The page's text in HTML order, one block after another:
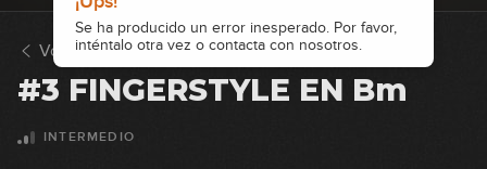
Volver a Ejercicios
#3 FINGERSTYLE EN Bm
INTERMEDIO